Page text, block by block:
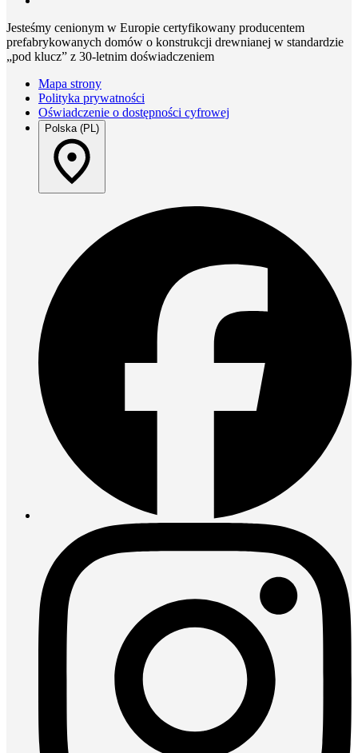
Jesteśmy cenionym w Europie certyfikowany producentem
prefabrykowanych domów o konstrukcji drewnianej w standardzie
„pod klucz” z 30-letnim doświadczeniem
Mapa strony
Polityka prywatności
Oświadczenie o dostępności cyfrowej
Polska (PL)